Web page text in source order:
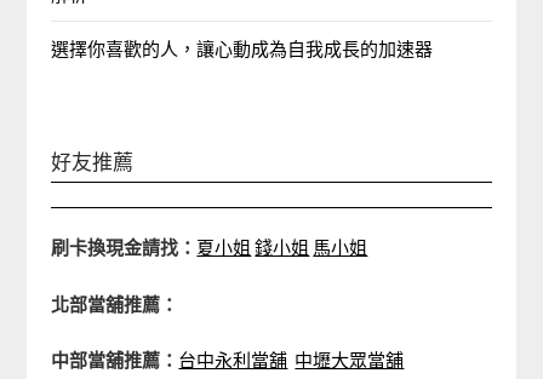
選擇你喜歡的人，讓心動成為自我成長的加速器
好友推薦
刷卡換現金請找： 夏小姐 錢小姐 馬小姐
北部當舖推薦：
中部當舖推薦： 台中永利當舖 中壢大眾當舖